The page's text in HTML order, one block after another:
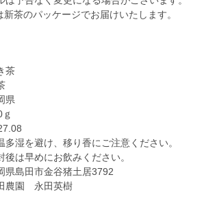
茶のパッケージでお届けいたします。
県
を避け、移り香にご注意ください。
は早めにお飲みください。
島田市金谷猪土居3792
田英樹